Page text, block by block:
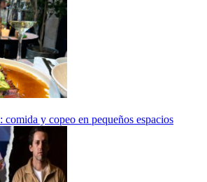
: comida y copeo en pequeños espacios